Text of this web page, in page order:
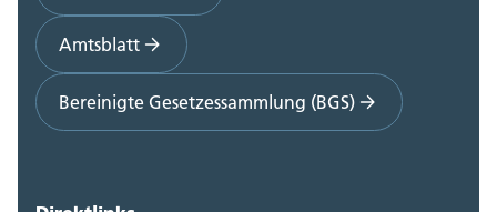
Amtsblatt
Bereinigte Gesetzessammlung (BGS)